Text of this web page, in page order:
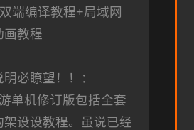
端编译教程+局域网
画教程
必瞭望！！：
单机修订版包括全套
架设设教程。虽说已经